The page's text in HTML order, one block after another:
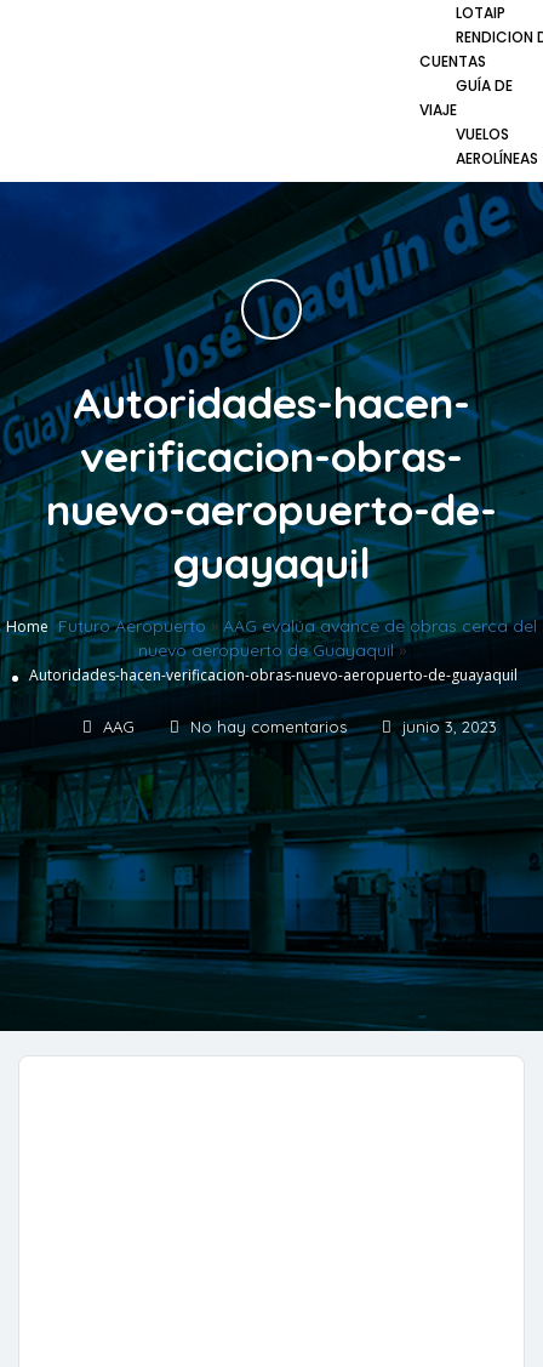
LOTAIP
RENDICION
CUENTAS
GUÍA DE
VIAJE
VUELOS
AEROLÍNEAS
Autoridades-hacen-
verificacion-obras-
nuevo-aeropuerto-de-
guayaquil
Home Futuro Aeropuerto» AAG evalúa avance de obras cerca del
nuevo aeropuerto de Guayaquil»
Autoridades-hacen-verificacion-obras-nuevo-aeropuerto-de-guayaquil
AAG No hay comentarios junio 3, 2023